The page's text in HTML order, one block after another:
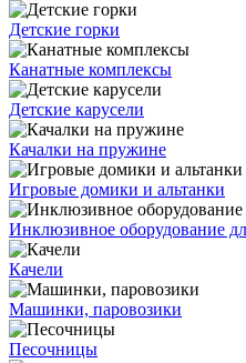
Детские горки
Канатные комплексы
Детские карусели
Качалки на пружине
Игровые домики и альтанки
Инклюзивное оборудование
Качели
Машинки, паровозики
Песочницы